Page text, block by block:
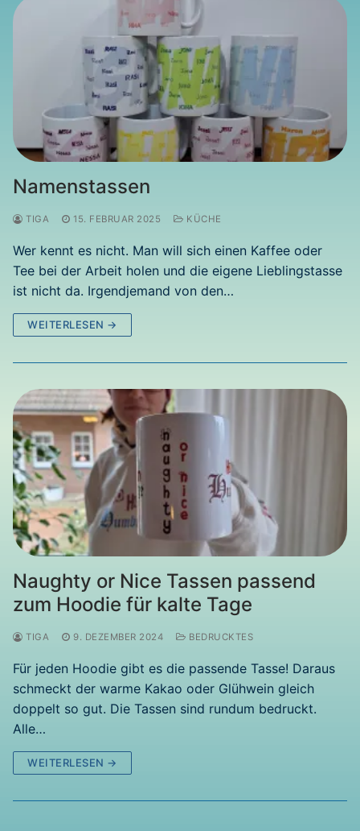
Namenstassen
TIGA 15. FEBRUAR 2025 KÜCHE
Wer kennt es nicht. Man will sich einen Kaffee oder
Tee bei der Arbeit holen und die eigene Lieblingstasse
ist nicht da. Irgendjemand von den…
WEITERLESEN →
Naughty or Nice Tassen passend
zum Hoodie für kalte Tage
TIGA 9. DEZEMBER 2024 BEDRUCKTES
Für jeden Hoodie gibt es die passende Tasse! Daraus
schmeckt der warme Kakao oder Glühwein gleich
doppelt so gut. Die Tassen sind rundum bedruckt.
Alle…
WEITERLESEN →